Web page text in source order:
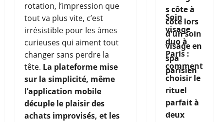
rotation, l’impression que
tout va plus vite, c’est
irrésistible pour les âmes
curieuses qui aiment tout
changer sans perdre la
tête. La plateforme mise
sur la simplicité, même
l’application mobile
décuple le plaisir des
achats improvisés, et les
Soin
visage
duo à
Paris :
comment
choisir le
rituel
parfait à
deux